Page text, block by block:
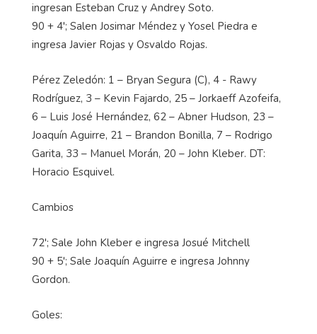
ingresan Esteban Cruz y Andrey Soto.
90 + 4'; Salen Josimar Méndez y Yosel Piedra e
ingresa Javier Rojas y Osvaldo Rojas.
Pérez Zeledón: 1 – Bryan Segura (C), 4 - Rawy
Rodríguez, 3 – Kevin Fajardo, 25 – Jorkaeff Azofeifa,
6 – Luis José Hernández, 62 – Abner Hudson, 23 –
Joaquín Aguirre, 21 – Brandon Bonilla, 7 – Rodrigo
Garita, 33 – Manuel Morán, 20 – John Kleber. DT:
Horacio Esquivel.
Cambios
72'; Sale John Kleber e ingresa Josué Mitchell
90 + 5'; Sale Joaquín Aguirre e ingresa Johnny
Gordon.
Goles: